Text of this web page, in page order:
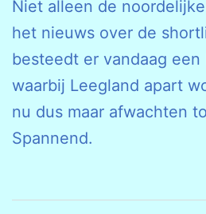
Niet alleen de
het nieuws over de
besteedt er vandaag een
waarbij Leegland apart
nu dus maar afwachten
Spannend.